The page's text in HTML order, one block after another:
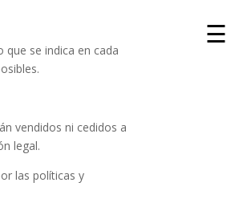
se indica en cada
vendidos ni cedidos a
legal.
las políticas y
☰